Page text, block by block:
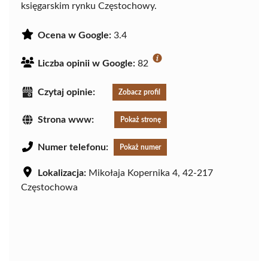
księgarskim rynku Częstochowy.
Ocena w Google: 3.4
Liczba opinii w Google: 82
Czytaj opinie: Zobacz profil
Strona www: Pokaż stronę
Numer telefonu: Pokaż numer
Lokalizacja: Mikołaja Kopernika 4, 42-217
Częstochowa